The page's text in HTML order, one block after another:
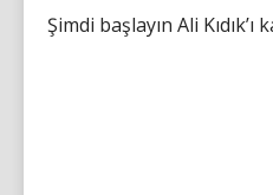
Şimdi başlayın Ali Kıdık’ı